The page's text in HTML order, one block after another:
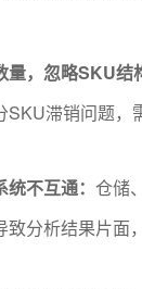
，忽略SKU结
SKU滞销问题，
不互通： 仓储
致分析结果片面